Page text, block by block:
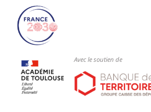
Avec le soutien de